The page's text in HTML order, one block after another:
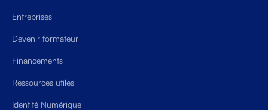
Entreprises
Devenir formateur
Financements
Ressources utiles
Identité Numérique